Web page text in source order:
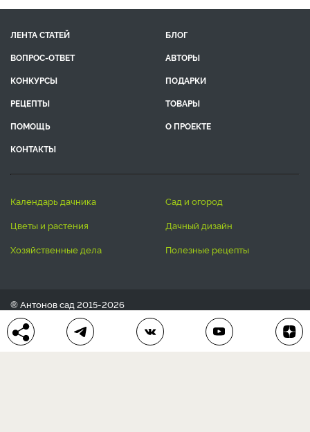
ЛЕНТА СТАТЕЙ
БЛОГ
ВОПРОС-ОТВЕТ
АВТОРЫ
КОНКУРСЫ
ПОДАРКИ
РЕЦЕПТЫ
ТОВАРЫ
ПОМОЩЬ
О ПРОЕКТЕ
КОНТАКТЫ
календарь дачника
сад и огород
цветы и растения
дачный дизайн
хозяйственные дела
полезные рецепты
® Антонов сад 2015-2026
Политика конфиденциальности
Пользовательское соглашение